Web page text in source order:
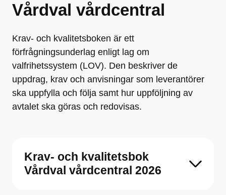
Vårdval vårdcentral
Krav- och kvalitetsboken är ett
förfrågningsunderlag enligt lag om
valfrihetssystem (LOV). Den beskriver de
uppdrag, krav och anvisningar som leverantörer
ska uppfylla och följa samt hur uppföljning av
avtalet ska göras och redovisas.
Krav- och kvalitetsbok
Vårdval vårdcentral 2026